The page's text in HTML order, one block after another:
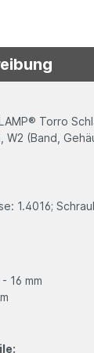
Torro
W2 (Band,
1.4016;
16 mm